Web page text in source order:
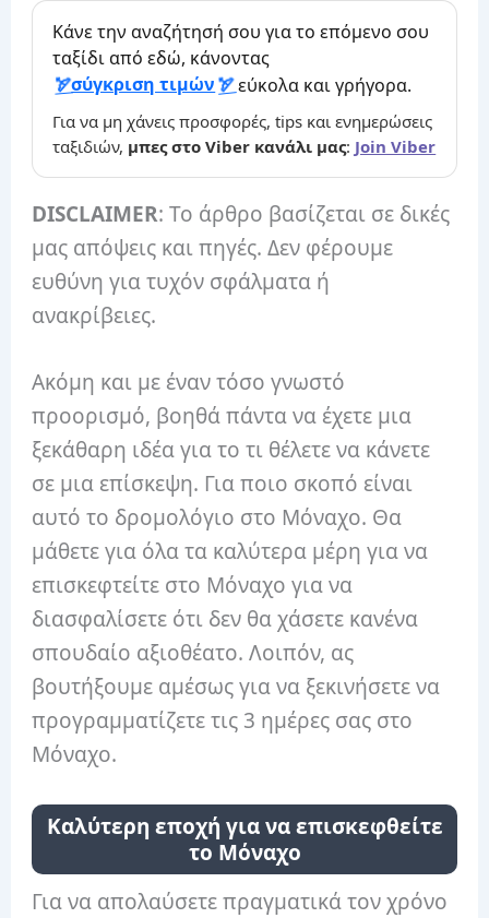
Κάνε την αναζήτησή σου για το επόμενο σου
ταξίδι από εδώ, κάνοντας
σύγκριση τιμών
εύκολα και γρήγορα.
Για να μη χάνεις προσφορές, tips και ενημερώσεις
ταξιδιών, μπες στο Viber κανάλι μας: Join Viber
DISCLAIMER: Το άρθρο βασίζεται σε δικές
μας απόψεις και πηγές. Δεν φέρουμε
ευθύνη για τυχόν σφάλματα ή
ανακρίβειες.
Ακόμη και με έναν τόσο γνωστό
προορισμό, βοηθά πάντα να έχετε μια
ξεκάθαρη ιδέα για το τι θέλετε να κάνετε
σε μια επίσκεψη. Για ποιο σκοπό είναι
αυτό το δρομολόγιο στο Μόναχο. Θα
μάθετε για όλα τα καλύτερα μέρη για να
επισκεφτείτε στο Μόναχο για να
διασφαλίσετε ότι δεν θα χάσετε κανένα
σπουδαίο αξιοθέατο. Λοιπόν, ας
βουτήξουμε αμέσως για να ξεκινήσετε να
προγραμματίζετε τις 3 ημέρες σας στο
Μόναχο.
Καλύτερη εποχή για να επισκεφθείτε
το Μόναχο
Για να απολαύσετε πραγματικά τον χρόνο